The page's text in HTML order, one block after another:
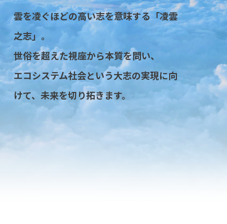
雲を凌ぐほどの高い志を意味する「凌雲
之志」。
世俗を超えた視座から本質を問い、
エコシステム社会という大志の実現に向
けて、未来を切り拓きます。